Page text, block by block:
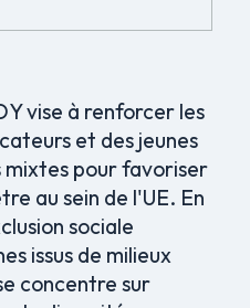
vise à renforcer les
et des jeunes
mixtes pour favoriser
au sein de l'UE. En
sociale
issus de milieux
concentre sur